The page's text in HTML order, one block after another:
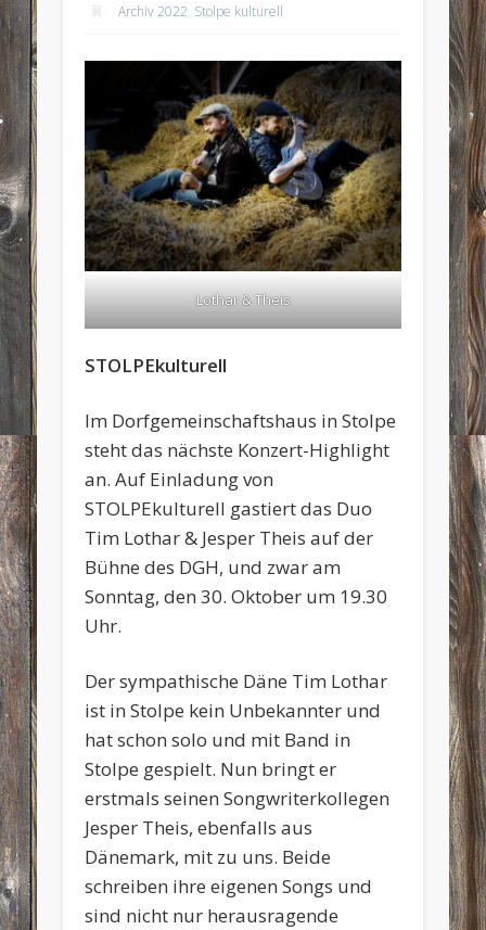
Archiv 2022, Stolpe kulturell
Lothar & Theis
STOLPEkulturell
Im Dorfgemeinschaftshaus in Stolpe
steht das nächste Konzert-Highlight
an. Auf Einladung von
STOLPEkulturell gastiert das Duo
Tim Lothar & Jesper Theis auf der
Bühne des DGH, und zwar am
Sonntag, den 30. Oktober um 19.30
Uhr.
Der sympathische Däne Tim Lothar
ist in Stolpe kein Unbekannter und
hat schon solo und mit Band in
Stolpe gespielt. Nun bringt er
erstmals seinen Songwriterkollegen
Jesper Theis, ebenfalls aus
Dänemark, mit zu uns. Beide
schreiben ihre eigenen Songs und
sind nicht nur herausragende